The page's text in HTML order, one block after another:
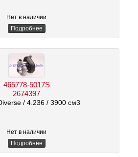
Нет в наличии
Подробнее
465778-5017S
2674397
/ 4.236 / 3900 см3
Нет в наличии
Подробнее